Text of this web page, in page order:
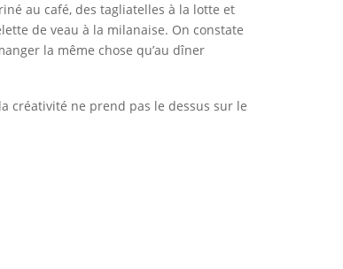
au café, des tagliatelles à la lotte et
de veau à la milanaise. On constate
la même chose qu’au dîner
créativité ne prend pas le dessus sur le